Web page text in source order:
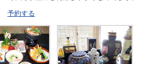
予約する